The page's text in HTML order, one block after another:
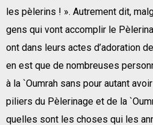
les pèlerins ! ». Autrement dit,
gens qui vont accomplir le
ont dans leurs actes d’adoration
en est que de nombreuses
à la `Oumrah sans pour autant
piliers du Pèlerinage et de la
quelles sont les choses qui les